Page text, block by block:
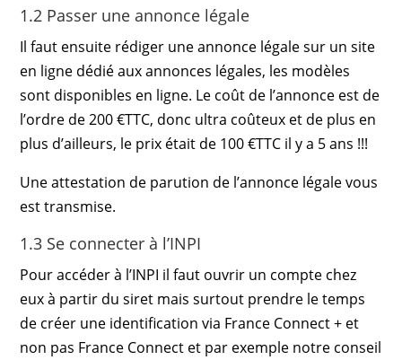
1.2 Passer une annonce légale
Il faut ensuite rédiger une annonce légale sur un site
en ligne dédié aux annonces légales, les modèles
sont disponibles en ligne. Le coût de l’annonce est de
l’ordre de 200 €TTC, donc ultra coûteux et de plus en
plus d’ailleurs, le prix était de 100 €TTC il y a 5 ans !!!
Une attestation de parution de l’annonce légale vous
est transmise.
1.3 Se connecter à l’INPI
Pour accéder à l’INPI il faut ouvrir un compte chez
eux à partir du siret mais surtout prendre le temps
de créer une identification via France Connect + et
non pas France Connect et par exemple notre conseil